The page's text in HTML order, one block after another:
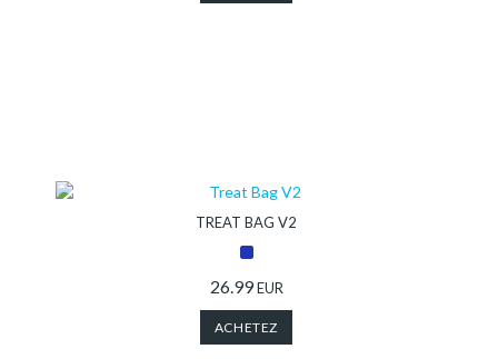
Collection
TREAT BAG V2
26.99EUR
ACHETEZ